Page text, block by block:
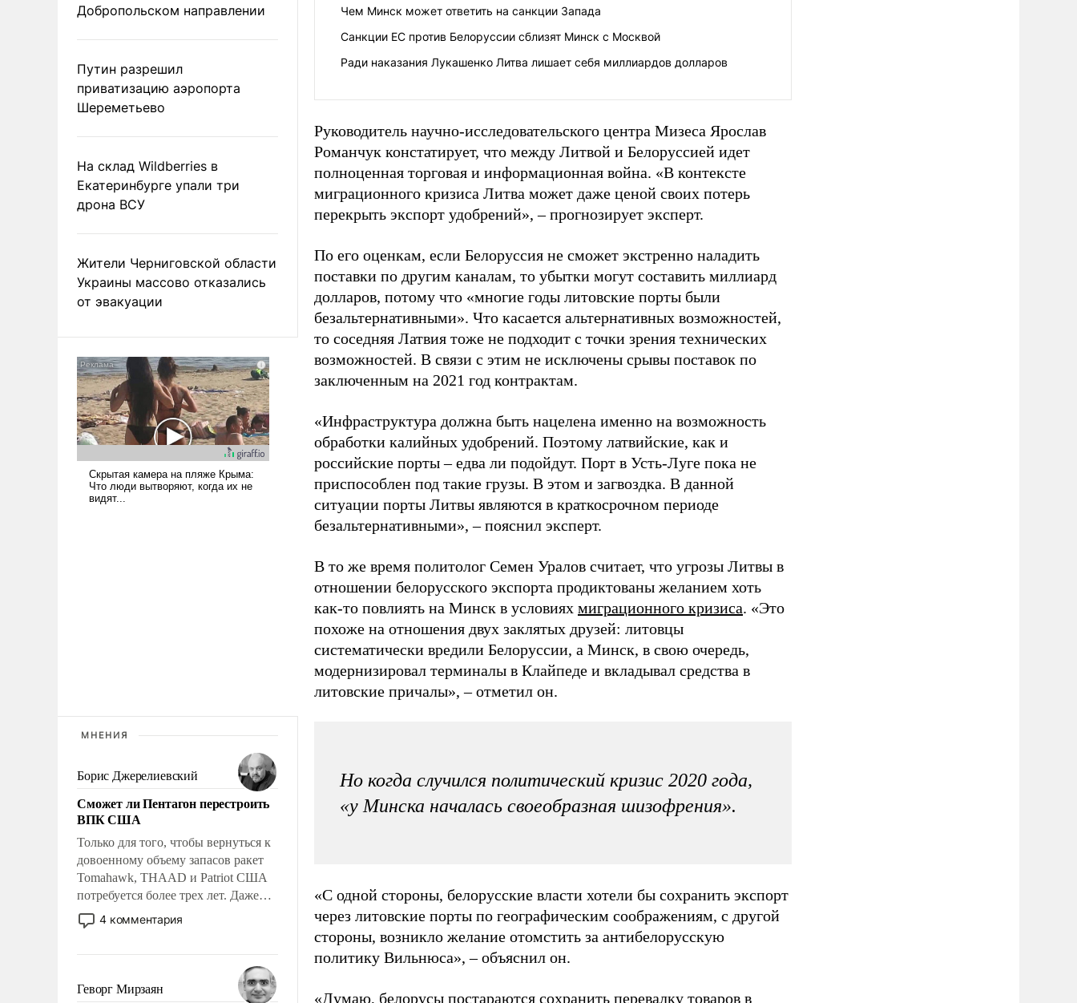
Добропольском направлении
Путин разрешил
приватизацию аэропорта
Шереметьево
На склад Wildberries в
Екатеринбурге упали три
дрона ВСУ
Жители Черниговской области
Украины массово отказались
от эвакуации
МНЕНИЯ
Борис Джерелиевский
Сможет ли Пентагон перестроить
ВПК США
Только для того, чтобы вернуться к
довоенному объему запасов ракет
Tomahawk, THAAD и Patriot США
потребуется более трех лет. Даже
небольшая война с Ираном
опустошила американские
уязвимости США, например, перед
4 комментария
Геворг Мирзаян
Чем Минск может ответить на санкции Запада
Санкции ЕС против Белоруссии сблизят Минск с Москвой
Ради наказания Лукашенко Литва лишает себя миллиардов долларов
Руководитель научно-исследовательского центра Мизеса Ярослав
Романчук констатирует, что между Литвой и Белоруссией идет
полноценная торговая и информационная война. «В контексте
миграционного кризиса Литва может даже ценой своих потерь
перекрыть экспорт удобрений», – прогнозирует эксперт.
По его оценкам, если Белоруссия не сможет экстренно наладить
поставки по другим каналам, то убытки могут составить миллиард
долларов, потому что «многие годы литовские порты были
безальтернативными». Что касается альтернативных возможностей,
то соседняя Латвия тоже не подходит с точки зрения технических
возможностей. В связи с этим не исключены срывы поставок по
заключенным на 2021 год контрактам.
«Инфраструктура должна быть нацелена именно на возможность
обработки калийных удобрений. Поэтому латвийские, как и
российские порты – едва ли подойдут. Порт в Усть-Луге пока не
приспособлен под такие грузы. В этом и загвоздка. В данной
ситуации порты Литвы являются в краткосрочном периоде
безальтернативными», – пояснил эксперт.
В то же время политолог Семен Уралов считает, что угрозы Литвы в
отношении белорусского экспорта продиктованы желанием хоть
как-то повлиять на Минск в условиях миграционного кризиса. «Это
похоже на отношения двух заклятых друзей: литовцы
систематически вредили Белоруссии, а Минск, в свою очередь,
модернизировал терминалы в Клайпеде и вкладывал средства в
литовские причалы», – отметил он.
Но когда случился политический кризис 2020 года,
«у Минска началась своеобразная шизофрения».
«С одной стороны, белорусские власти хотели бы сохранить экспорт
через литовские порты по географическим соображениям, с другой
стороны, возникло желание отомстить за антибелорусскую
политику Вильнюса», – объяснил он.
«Думаю, белорусы постараются сохранить перевалку товаров в